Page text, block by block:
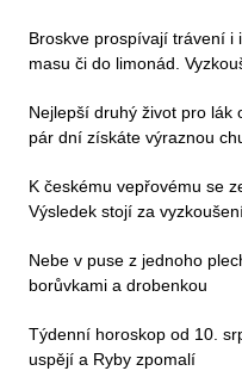
Broskve prospívají trávení i
masu či do limonád.
Nejlepší druhý život pro lák
pár dní získáte výraznou
K českému vepřovému se
Výsledek stojí za
Nebe v puse z jednoho
borůvkami a drobenkou
Týdenní horoskop od 10.
uspějí a Ryby zpomalí